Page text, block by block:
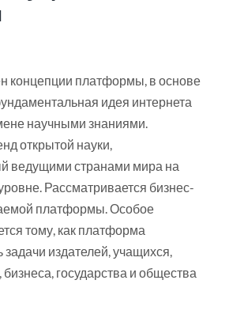
концепции платформы, в основе
идея интернета
научными знаниями.
открытой науки,
ведущими странами мира на
Рассматривается бизнес-
платформы. Особое
тому, как платформа
задачи издателей, учащихся,
государства и общества